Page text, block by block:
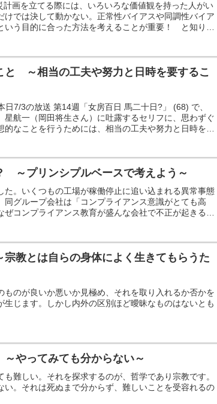
画を立てる際には、いろいろな価値観を持った人がい
では決して動かない。正常性バイアスや同調性バイア
いう目的に合った方法を考えることが重要！ と知りま
と ～相当の工夫や努力と日時を要するこ
7/3の放送 第14週「女房百日 馬二十日?」 (68) で、
航一（岡田将生さん）に吐露するセリフに、思わずぐ
なことを行うためには、相当の工夫や努力と日時を要
～プリンシプルベースで考えよう～
た。いくつもの工場が稼働停止に追い込まれる異常事態
グループ会社は「コンプライアンス意識がとても高
コンプライアンス教育が盛んな会社で不正が起きるの
教とは自らの身体によく生きてもらうた
ものが良いか悪いか見極め、それを取り入れるか否かを
じます。しかし内外の区別ほど曖昧なものはないとも
やってみても分からない～
も難しい。それを探求するのが、哲学であり宗教です。
い。それは死ぬまで分からず、難しいことを受容れるの